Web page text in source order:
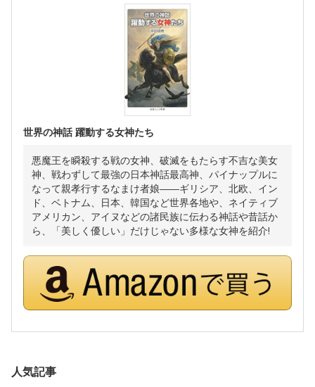
世界の神話 躍動する女神たち
悪魔王を瞬殺する戦の女神、破滅をもたらす不吉な美女
神、戦わずして最強の日本神話最高神、パイナップルに
なって親孝行するなまけ者娘――ギリシア、北欧、イン
ド、ベトナム、日本、韓国など世界各地や、ネイティブ
アメリカン、アイヌなどの諸民族に伝わる神話や昔話か
ら、「美しく優しい」だけじゃない多様な女神を紹介!
人気記事